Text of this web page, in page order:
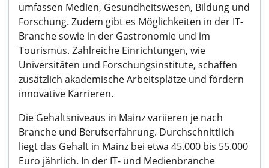
umfassen Medien, Gesundheitswesen, Bildung und
Forschung. Zudem gibt es Möglichkeiten in der IT-
Branche sowie in der Gastronomie und im
Tourismus. Zahlreiche Einrichtungen, wie
Universitäten und Forschungsinstitute, schaffen
zusätzlich akademische Arbeitsplätze und fördern
innovative Karrieren.
Die Gehaltsniveaus in Mainz variieren je nach
Branche und Berufserfahrung. Durchschnittlich
liegt das Gehalt in Mainz bei etwa 45.000 bis 55.000
Euro jährlich. In der IT- und Medienbranche